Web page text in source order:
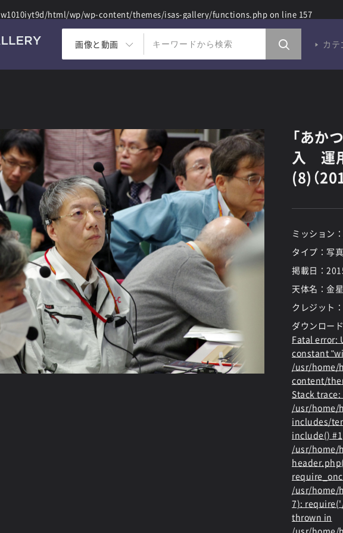
html/wp/wp-content/themes/isas-gallery/functions.php on line 157
画像と動画 カテ
「あか
入 運
(8)（
ミッション：
タイプ：写真
掲載日：
天体名：金星
クレジット
ダウンロード
Fatal error:
constant
/usr/home/
content/
Stack trace:
/usr/home/
includes/
include() #1
/usr/home/
/usr/home/
7):
thrown in
/usr/home/